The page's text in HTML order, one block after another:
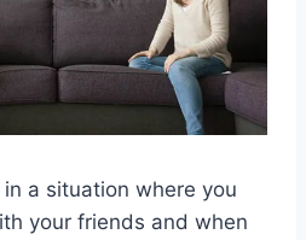
a situation where you
your friends and when